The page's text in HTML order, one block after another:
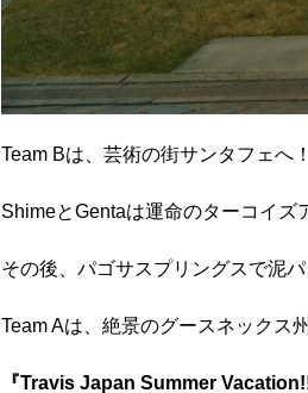
Team Bは、芸術の街サンタフェへ！
ShimeとGentaは運命のターコイ
その後、パゴサスプリングスで泥
Team Aは、絶景のグースネックス
『Travis Japan Summer